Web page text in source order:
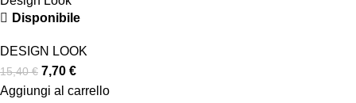
Disponibile
DESIGN LOOK
15,40€ 7,70 €
Aggiungi al carrello